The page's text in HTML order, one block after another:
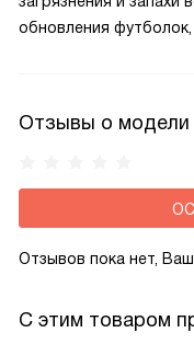
обновления
Отзывы о модели
Отзывов пока нет,
С этим товаром